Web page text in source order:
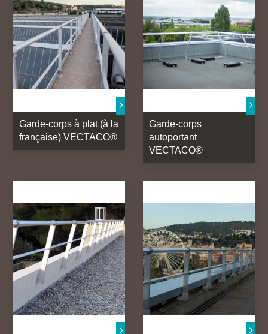
Garde-corps à plat (à la
française) VECTACO®
Garde-corps
autoportant
VECTACO®